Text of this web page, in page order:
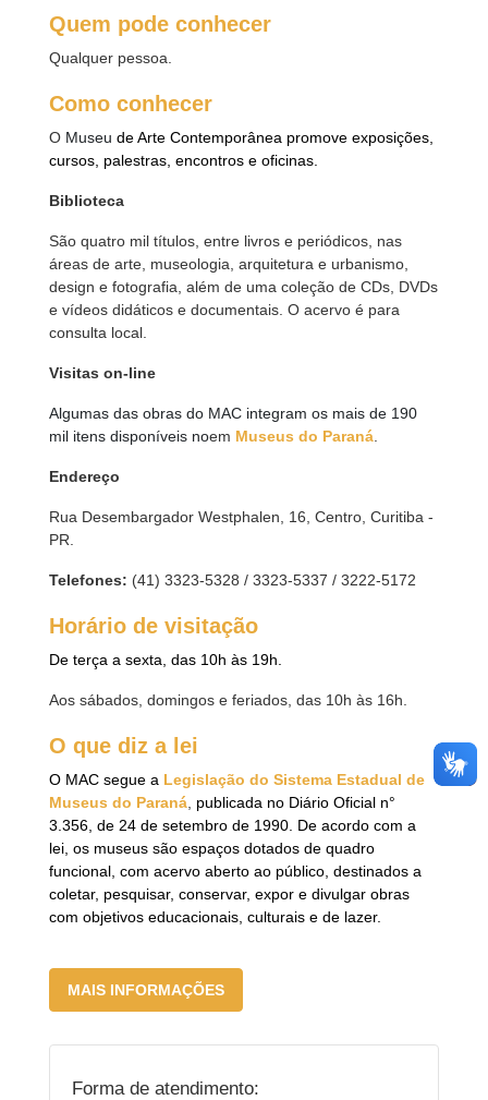
Quem pode conhecer
Qualquer pessoa.
Como conhecer
O Museu de Arte Contemporânea promove exposições,
cursos, palestras, encontros e oficinas.
Biblioteca
São quatro mil títulos, entre livros e periódicos, nas
áreas de arte, museologia, arquitetura e urbanismo,
design e fotografia, além de uma coleção de CDs, DVDs
e vídeos didáticos e documentais. O acervo é para
consulta local.
Visitas on-line
Algumas das obras do MAC integram os mais de 190
mil itens disponíveis noem Museus do Paraná
Endereço
Rua Desembargador Westphalen, 16, Centro, Curitiba -
PR.
Telefones: (41) 3323-5328 / 3323-5337 / 3222-5172
Horário de visitação
De terça a sexta, das 10h às 19h.
Aos sábados, domingos e feriados, das 10h às 16h.
O que diz a lei
O MAC segue a Legislação do Sistema Estadual de
Museus do Paraná publicada no Diário Oficial n°
3.356, de 24 de setembro de 1990. De acordo com a
lei, os museus são espaços dotados de quadro
funcional, com acervo aberto ao público, destinados a
coletar, pesquisar, conservar, expor e divulgar obras
com objetivos educacionais, culturais e de lazer.
MAIS INFORMAÇÕES
Forma de atendimento: